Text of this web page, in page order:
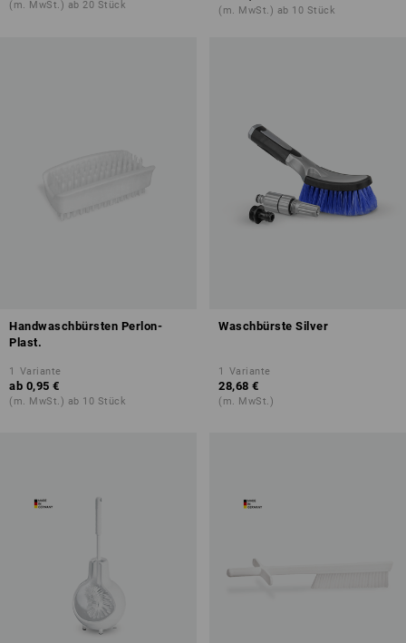
(m. MwSt.) ab 20 Stück (m. MwSt.) ab 10 Stück
Handwaschbürsten Perlon-
Plast.
1 Variante
ab 0,95 €
(m. MwSt.) ab 10 Stück
Waschbürste Silver
1 Variante
28,68 €
(m. MwSt.)